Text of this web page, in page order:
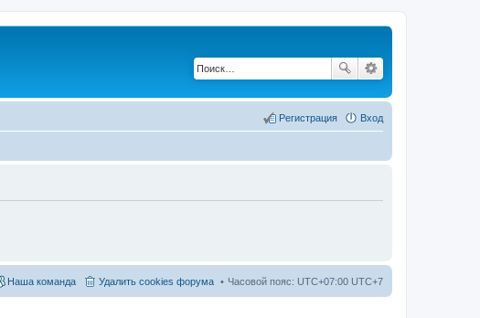
Вход
Регистрация
Часовой пояс: UTC+07:00 UTC+7
Удалить cookies форума
Наша команда